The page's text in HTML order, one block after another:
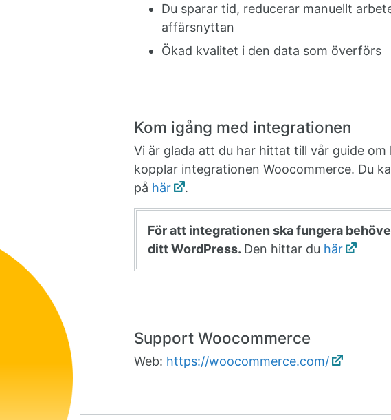
Du sparar tid, reducerar manuellt
affärsnyttan
Ökad kvalitet i den data som överförs
Kom igång med integrationen
Vi är glada att du har hittat till vår guide
kopplar integrationen Woocommerce. Du
på här .
För att integrationen ska fungera
ditt WordPress. Den hittar du här
Support Woocommerce
Web: https://woocommerce.com/